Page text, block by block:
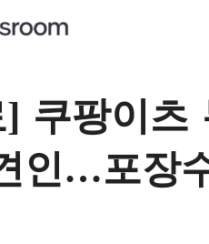
쿠팡이츠
인…포장